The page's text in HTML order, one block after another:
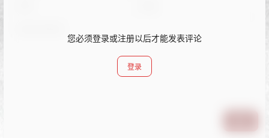
您必须登录或注册以后才能发表评论
登录